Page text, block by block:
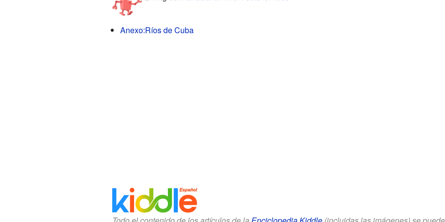
Anexo:Ríos de Cuba